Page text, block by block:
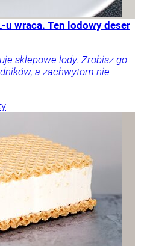
u wraca. Ten lodowy deser
sklepowe lody. Zrobisz go
a zachwytom nie